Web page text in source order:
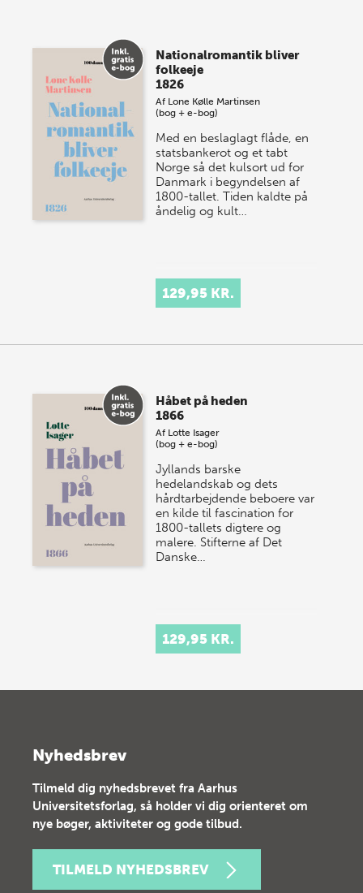
Nationalromantik bliver
folkeeje
1826
Af Lone Kølle Martinsen
(bog + e-bog)
Med en beslaglagt flåde, en
statsbankerot og et tabt
Norge så det kulsort ud for
Danmark i begyndelsen af
1800-tallet. Tiden kaldte på
åndelig og kult…
129,95 KR.
Håbet på heden
1866
Af Lotte Isager
(bog + e-bog)
Jyllands barske
hedelandskab og dets
hårdtarbejdende beboere var
en kilde til fascination for
1800-tallets digtere og
malere. Stifterne af Det
Danske…
129,95 KR.
Nyhedsbrev
Tilmeld dig nyhedsbrevet fra Aarhus
Universitetsforlag, så holder vi dig orienteret om
nye bøger, aktiviteter og gode tilbud.
TILMELD NYHEDSBREV